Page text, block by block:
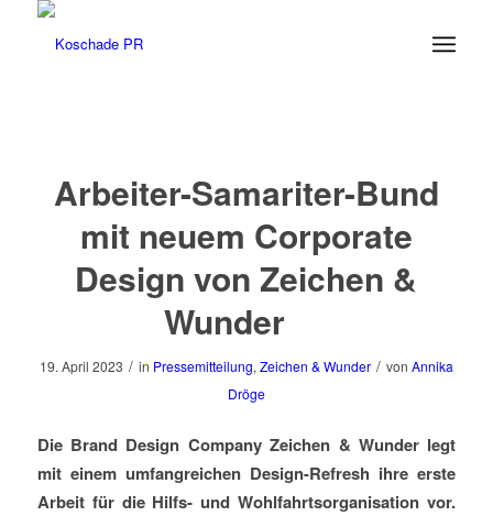
Arbeiter-Samariter-Bund
mit neuem Corporate
Design von Zeichen &
Wunder
19. April 2023 / in Pressemitteilung, Zeichen & Wunder / von Annika
Dröge
Die Brand Design Company Zeichen & Wunder legt
mit einem umfangreichen Design-Refresh ihre erste
Arbeit für die Hilfs- und Wohlfahrtsorganisation vor.